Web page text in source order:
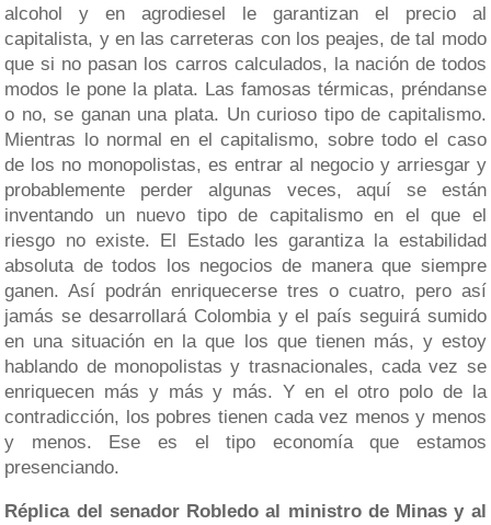
alcohol y en agrodiesel le garantizan el precio al
capitalista, y en las carreteras con los peajes, de tal modo
que si no pasan los carros calculados, la nación de todos
modos le pone la plata. Las famosas térmicas, préndanse
o no, se ganan una plata. Un curioso tipo de capitalismo.
Mientras lo normal en el capitalismo, sobre todo el caso
de los no monopolistas, es entrar al negocio y arriesgar y
probablemente perder algunas veces, aquí se están
inventando un nuevo tipo de capitalismo en el que el
riesgo no existe. El Estado les garantiza la estabilidad
absoluta de todos los negocios de manera que siempre
ganen. Así podrán enriquecerse tres o cuatro, pero así
jamás se desarrollará Colombia y el país seguirá sumido
en una situación en la que los que tienen más, y estoy
hablando de monopolistas y trasnacionales, cada vez se
enriquecen más y más y más. Y en el otro polo de la
contradicción, los pobres tienen cada vez menos y menos
y menos. Ese es el tipo economía que estamos
presenciando.
Réplica del senador Robledo al ministro de Minas y al